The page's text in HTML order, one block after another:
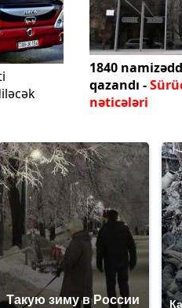
1840
qazandı -
nəticələri
Такую зиму в России